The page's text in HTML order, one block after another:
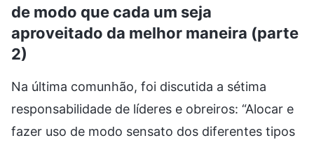
de modo que cada um seja
aproveitado da melhor maneira (parte
2)
Na última comunhão, foi discutida a sétima
responsabilidade de líderes e obreiros: “Alocar e
fazer uso de modo sensato dos diferentes tipos